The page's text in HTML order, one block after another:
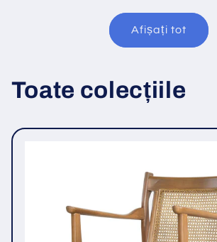
Afișați tot
Toate colecțiile